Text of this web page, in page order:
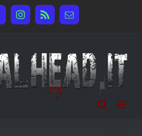
Instagram
Rss Email